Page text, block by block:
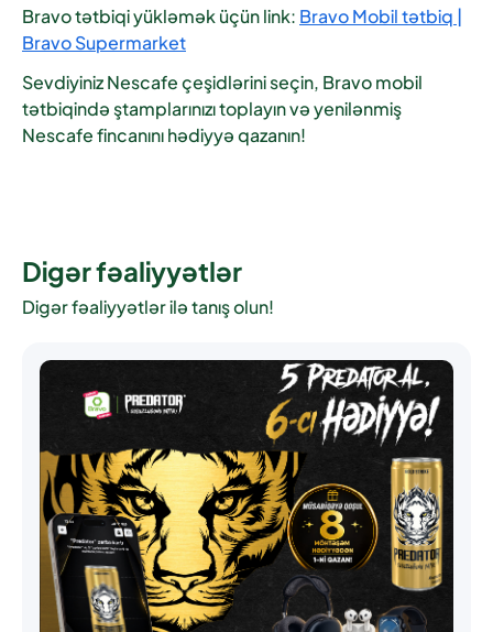
Bravo tətbiqi yükləmək üçün link: Bravo Mobil tətbiq |
Bravo Supermarket
Sevdiyiniz Nescafe çeşidlərini seçin, Bravo mobil
tətbiqində ştamplarınızı toplayın və yenilənmiş
Nescafe fincanını hədiyyə qazanın!
Digər fəaliyyətlər
Digər fəaliyyətlər ilə tanış olun!